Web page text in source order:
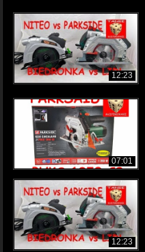
12:23
07:01
12:23